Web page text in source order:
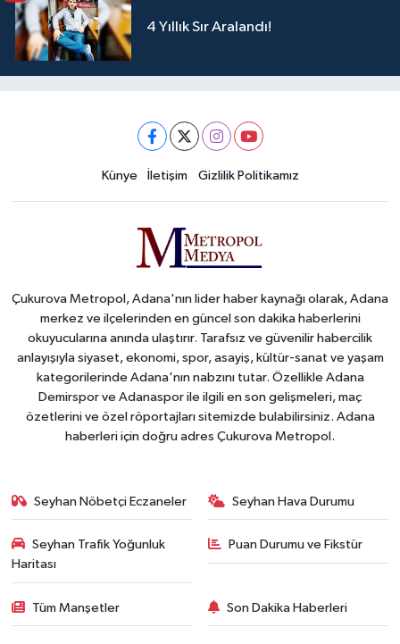
4 Yıllık Sır Aralandı!
Künye İletişim Gizlilik Politikamız
Çukurova Metropol, Adana'nın lider haber kaynağı olarak, Adana
merkez ve ilçelerinden en güncel son dakika haberlerini
okuyucularına anında ulaştırır. Tarafsız ve güvenilir habercilik
anlayışıyla siyaset, ekonomi, spor, asayiş, kültür-sanat ve yaşam
kategorilerinde Adana'nın nabzını tutar. Özellikle Adana
Demirspor ve Adanaspor ile ilgili en son gelişmeleri, maç
özetlerini ve özel röportajları sitemizde bulabilirsiniz. Adana
haberleri için doğru adres Çukurova Metropol.
Seyhan Nöbetçi Eczaneler Seyhan Hava Durumu
Seyhan Trafik Yoğunluk
Haritası
Puan Durumu ve Fikstür
Tüm Manşetler Son Dakika Haberleri